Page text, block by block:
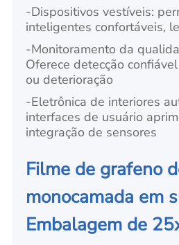
-Dispositivos vestíveis:
inteligentes confortáveis,
-Monitoramento da
Oferece detecção
ou deterioração
-Eletrônica de interiores
interfaces de usuário
integração de sensores
Filme de grafeno
monocamada em
Embalagem de